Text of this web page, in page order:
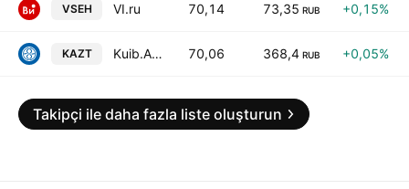
VSEH VI.ru 70,14 73,35 RUB +0,15%
KAZT Kuib.Azot 70,06 368,4 RUB +0,05%
Takipçi ile daha fazla liste oluşturun